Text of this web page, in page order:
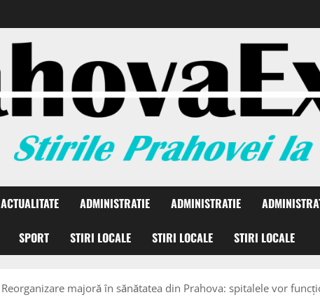
ACTUALITATE ADMINISTRATIE ADMINISTRATIE
SPORT STIRI LOCALE STIRI LOCALE STIRI LOCALE
Reorganizare majoră în sănătatea din Prahova: spitalele vor